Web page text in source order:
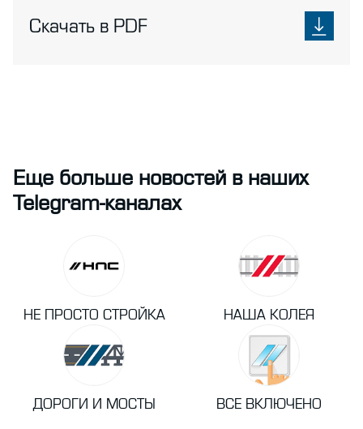
Скачать в PDF
Еще больше новостей в наших
Telegram-каналах
НЕ ПРОСТО СТРОЙКА НАША КОЛЕЯ
ДОРОГИ И МОСТЫ ВСЕ ВКЛЮЧЕНО